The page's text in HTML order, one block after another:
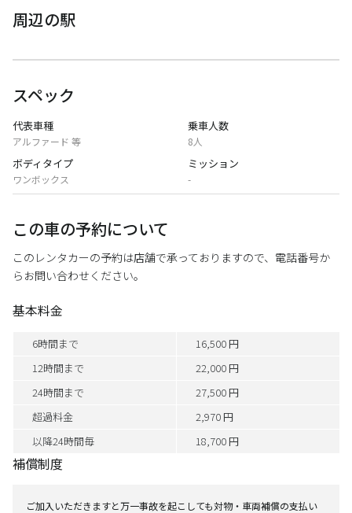
周辺の駅
スペック
代表車種
アルファード 等
乗車人数
8人
ボディタイプ
ワンボックス
ミッション
-
この車の予約について
このレンタカーの予約は店舗で承っておりますので、電話番号か
らお問い合わせください。
基本料金
6時間まで
16,500 円
12時間まで
22,000 円
24時間まで
27,500 円
超過料金
2,970 円
以降24時間毎
18,700 円
補償制度
ご加入いただきますと万一事故を起こしても対物・車両補償の支払い